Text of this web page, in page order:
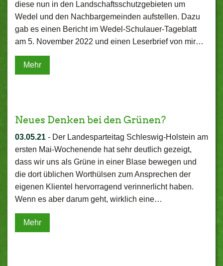
diese nun in den Landschaftsschutzgebieten um
Wedel und den Nachbargemeinden aufstellen. Dazu
gab es einen Bericht im Wedel-Schulauer-Tageblatt
am 5. November 2022 und einen Leserbrief von mir…
Mehr
Neues Denken bei den Grünen?
03.05.21 - Der Landesparteitag Schleswig-Holstein am
ersten Mai-Wochenende hat sehr deutlich gezeigt,
dass wir uns als Grüne in einer Blase bewegen und
die dort üblichen Worthülsen zum Ansprechen der
eigenen Klientel hervorragend verinnerlicht haben.
Wenn es aber darum geht, wirklich eine…
Mehr